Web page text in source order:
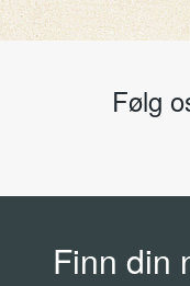
Følg
Finn din